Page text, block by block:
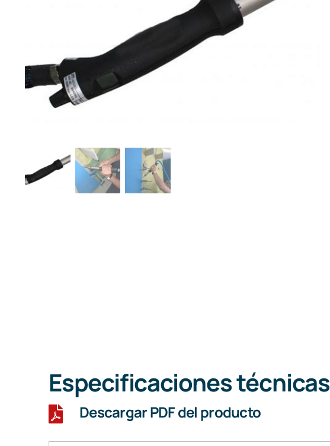
Especificaciones técnicas
Descargar PDF del producto